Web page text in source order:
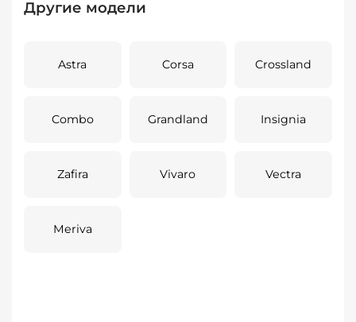
Другие модели
Astra Corsa Crossland
Combo Grandland Insignia
Zafira Vivaro Vectra
Meriva